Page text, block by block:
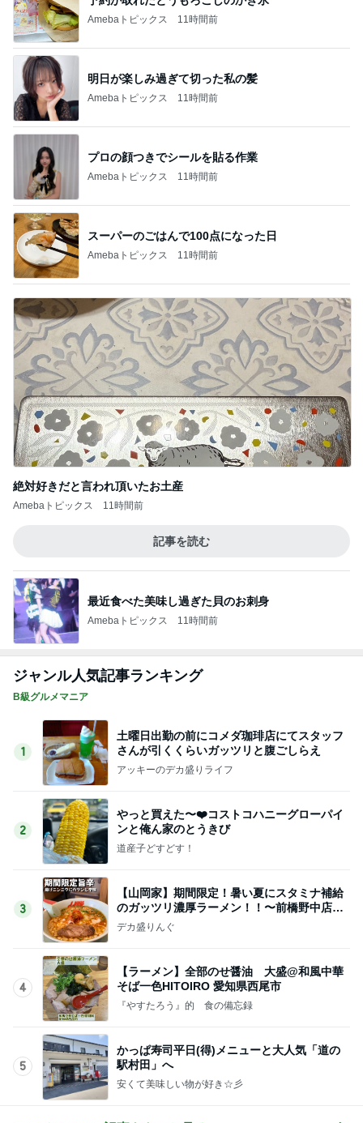
Amebaトピックス 11時間前
明日が楽しみ過ぎて切った私の髪
Amebaトピックス 11時間前
プロの顔つきでシールを貼る作業
Amebaトピックス 11時間前
スーパーのごはんで100点になった日
Amebaトピックス 11時間前
絶対好きだと言われ頂いたお土産
Amebaトピックス 11時間前
記事を読む
最近食べた美味し過ぎた貝のお刺身
Amebaトピックス 11時間前
ジャンル人気記事ランキング
B級グルメマニア
1
土曜日出勤の前にコメダ珈琲店にてスタッフ
さんが引くくらいガッツリと腹ごしらえ
アッキーのデカ盛りライフ
2
やっと買えた〜❤️コストコハニーグローパイ
ンと俺ん家のとうきび
道産子どすどす！
3
【山岡家】期間限定！暑い夏にスタミナ補給
のガッツリ濃厚ラーメン！！〜前橋野中店さ
ん〜
デカ盛りんぐ
4
【ラーメン】全部のせ醤油 大盛@和風中華
そば一色HITOIRO 愛知県西尾市
『やすたろう』的 食の備忘録
5
かっぱ寿司平日(得)メニューと大人気「道の
駅村田」へ
安くて美味しい物が好き☆彡